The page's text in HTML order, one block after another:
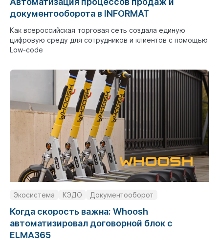
документооборота в INFORMAT
Как всероссийская торговая сеть создала единую
цифровую среду для сотрудников и клиентов с помощью
Low-code
Экосистема КЭДО Документооборот
Когда скорость важна: Whoosh
автоматизировал договорной блок с
ELMA365